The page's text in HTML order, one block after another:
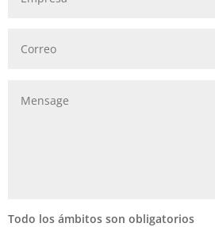
Todo los ámbitos son obligatorios